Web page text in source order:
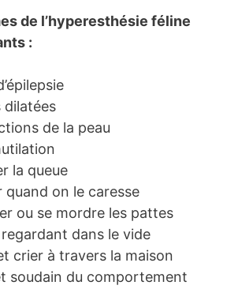
de l’hyperesthésie féline
:
dilatées
de la peau
la queue
quand on le caresse
ou se mordre les pattes
dans le vide
crier à travers la maison
soudain du comportement